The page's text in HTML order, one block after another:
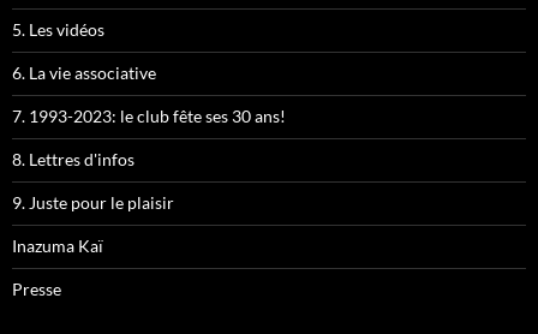
5. Les vidéos
6. La vie associative
7. 1993-2023: le club fête ses 30 ans!
8. Lettres d'infos
9. Juste pour le plaisir
Inazuma Kaï
Presse